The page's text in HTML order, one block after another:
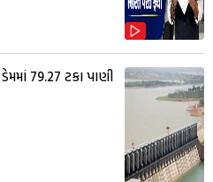
79.27 ટકા પાણી